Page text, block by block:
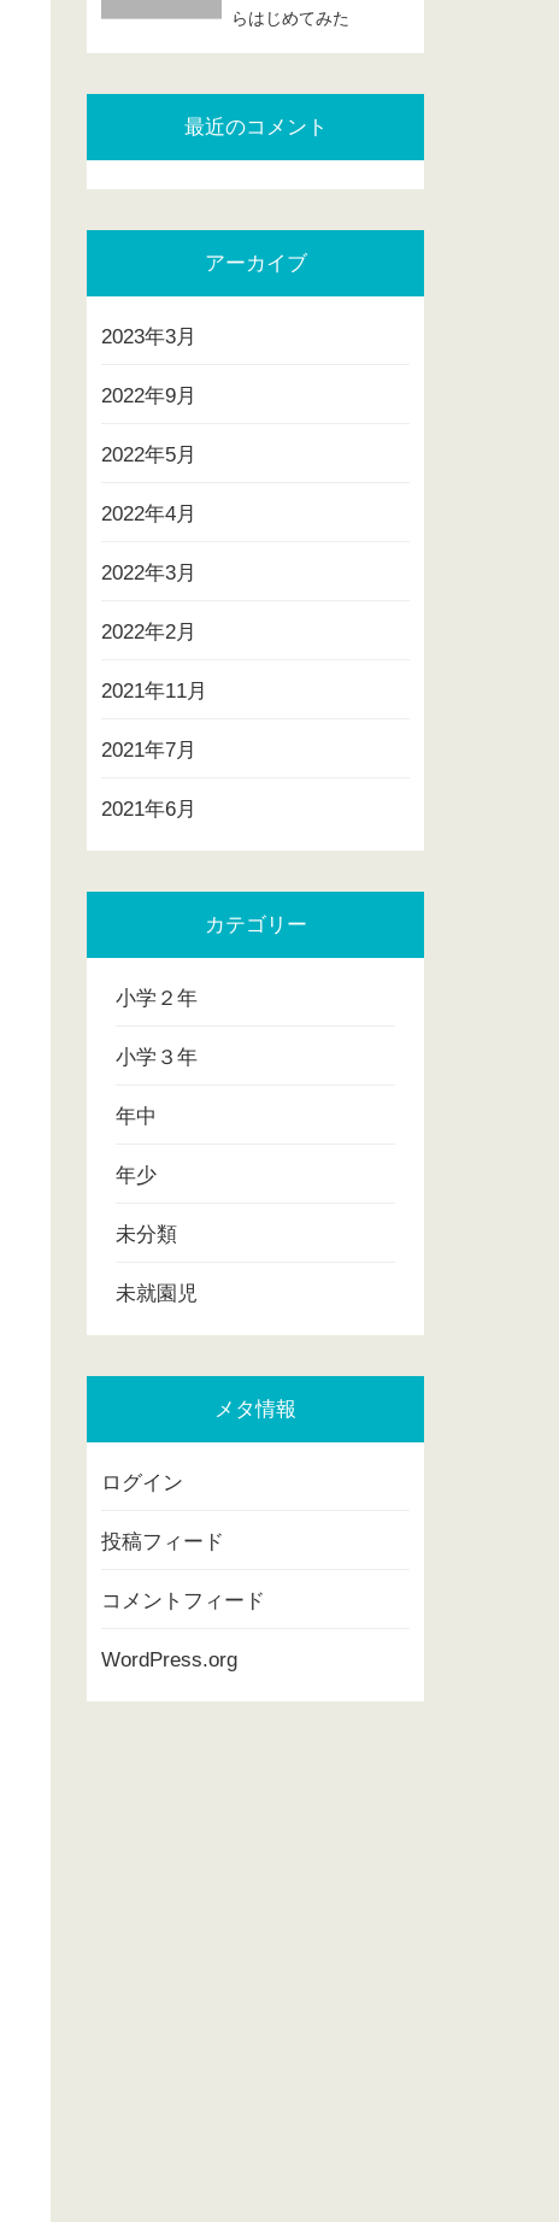
らはじめてみた
最近のコメント
アーカイブ
2023年3月
2022年9月
2022年5月
2022年4月
2022年3月
2022年2月
2021年11月
2021年7月
2021年6月
カテゴリー
小学２年
小学３年
年中
年少
未分類
未就園児
メタ情報
ログイン
投稿フィード
コメントフィード
WordPress.org